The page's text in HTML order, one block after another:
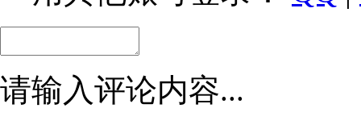
请输入评论内容...